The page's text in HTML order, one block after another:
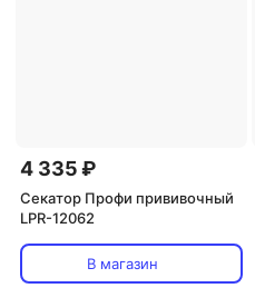
4 335 ₽
Секатор Профи прививочный
LPR-12062
В магазин